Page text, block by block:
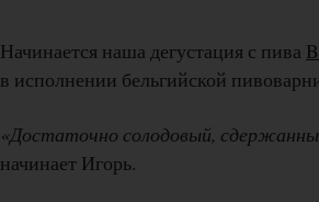
Начинается наша дегустация с пива
в исполнении бельгийской
«Достаточно солодовый,
начинает Игорь.